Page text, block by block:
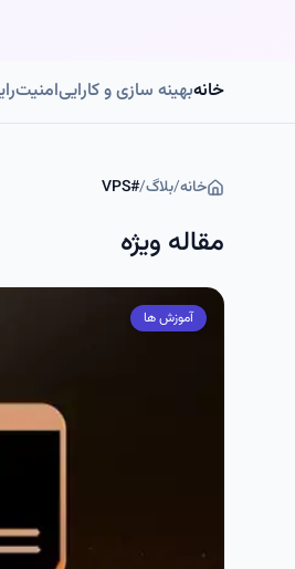
خانهبهینه سازی و کاراییامنیت
خانه/بلاگ/
#
VPS
مقاله ویژه
آموزش ها